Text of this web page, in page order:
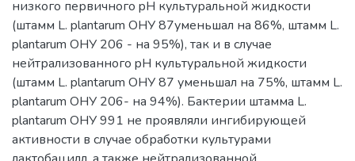
низкого первичного pH культуральной жидкости
(штамм L. plantarum ОНУ 87уменьшал на 86%, штамм L.
plantarum ОНУ 206 - на 95%), так и в случае
нейтрализованного pH культуральной жидкости
(штамм L. plantarum ОНУ 87 уменьшал на 75%, штамм L.
plantarum ОНУ 206- на 94%). Бактерии штамма L.
plantarum ОНУ 991 не проявляли ингибирующей
активности в случае обработки культурами